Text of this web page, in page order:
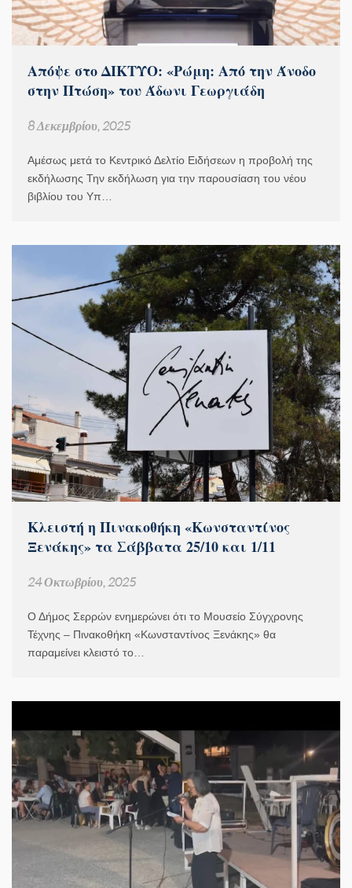
Απόψε στο ΔΙΚΤΥΟ: «Ρώμη: Από την Άνοδο
στην Πτώση» του Άδωνι Γεωργιάδη
8 Δεκεμβρίου, 2025
Αμέσως μετά το Κεντρικό Δελτίο Ειδήσεων η προβολή της
εκδήλωσης Την εκδήλωση για την παρουσίαση του νέου
βιβλίου του Υπ…
Κλειστή η Πινακοθήκη «Κωνσταντίνος
Ξενάκης» τα Σάββατα 25/10 και 1/11
24 Οκτωβρίου, 2025
Ο Δήμος Σερρών ενημερώνει ότι το Μουσείο Σύγχρονης
Τέχνης – Πινακοθήκη «Κωνσταντίνος Ξενάκης» θα
παραμείνει κλειστό το…